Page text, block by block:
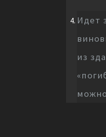
Идет
из